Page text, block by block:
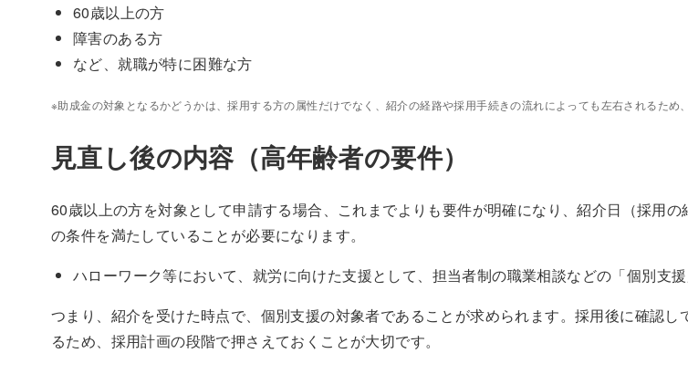
60歳以上の方
障害のある方
など、就職が特に困難な方
※助成金の対象となるかどうかは、採用する方の属性だけでなく、紹介の経路や採用手続きの流れによっても左右されるため
見直し後の内容（高年齢者の要件）
60歳以上の方を対象として申請する場合、これまでよりも要件が明確になり、紹介日（採用
の条件を満たしていることが必要になります。
ハローワーク等において、就労に向けた支援として、担当者制の職業相談などの「個別支
つまり、紹介を受けた時点で、個別支援の対象者であることが求められます。採用後に確認し
るため、採用計画の段階で押さえておくことが大切です。